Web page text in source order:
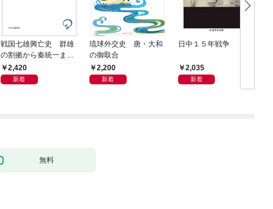
戦国七雄興亡史 群雄
の割拠から秦統一まで
の道程
2,420
新着
琉球外交史 唐・大和
の御取合
2,200
新着
日中１５年戦争
2,035
新着
無料